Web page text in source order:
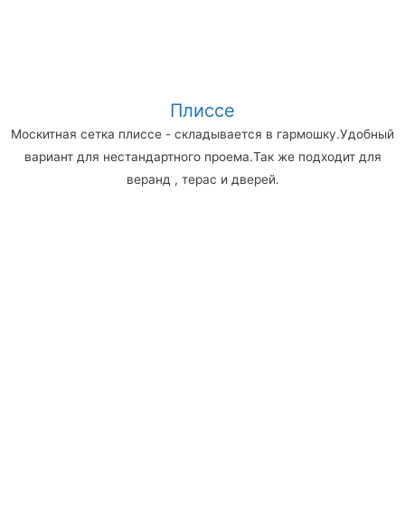
Плиссе
Москитная сетка плиссе - складывается в гармошку.Удобный
вариант для нестандартного проема.Так же подходит для
веранд , терас и дверей.